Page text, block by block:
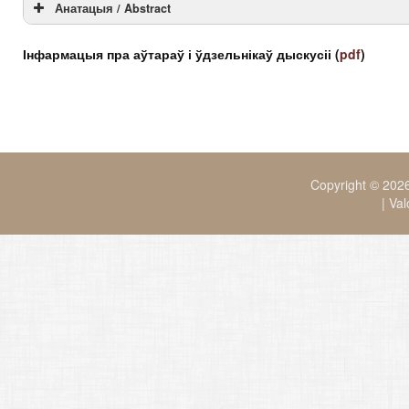
Анатацыя / Abstract
Інфармацыя пра аўтараў і ўдзельнікаў дыскусіі (pdf)
Copyright ©
|